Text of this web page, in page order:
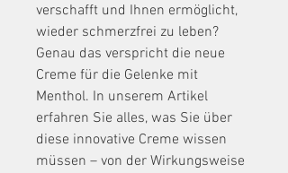
verschafft und Ihnen ermöglicht,
wieder schmerzfrei zu leben?
Genau das verspricht die neue
Creme für die Gelenke mit
Menthol. In unserem Artikel
erfahren Sie alles, was Sie über
diese innovative Creme wissen
müssen – von der Wirkungsweise